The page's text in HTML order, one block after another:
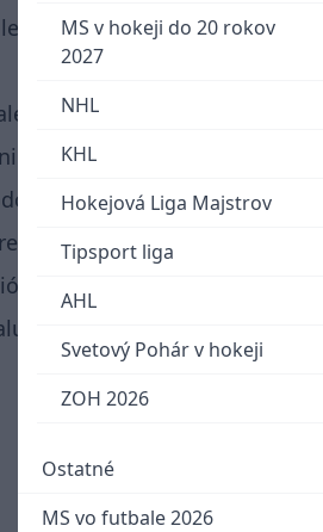
MS v hokeji do 20 rokov
2027
NHL
KHL
Hokejová Liga Majstrov
Tipsport liga
AHL
Svetový Pohár v hokeji
ZOH 2026
Ostatné
MS vo futbale 2026
mal Balea nahradiť Kylian
prišiel do Madridu v
cez 100 miliónov Eur.
spolu iba 159 zápasov.
čiastkou tak klub
eur na zápas.